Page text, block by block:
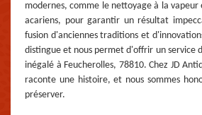
modernes, comme le nettoyage à la
acariens, pour garantir un résultat
fusion d'anciennes traditions et
distingue et nous permet d'offrir un service
inégalé à Feucherolles, 78810. Chez JD
raconte une histoire, et nous sommes
préserver.